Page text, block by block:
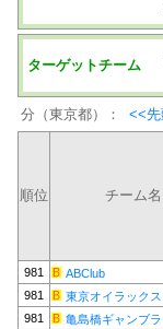
ターゲットチーム
分（東京都）： <<
順位 チーム名
981 ABClub
981
東京オイラックス
981
亀島橋ギャンブ